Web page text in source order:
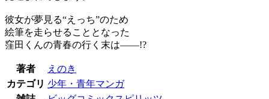
彼女が夢見る“えっち”のため
絵筆を走らせることとなった
窪田くんの青春の行く末は――!?
著者
えのき
カテゴリ 少年・青年マンガ